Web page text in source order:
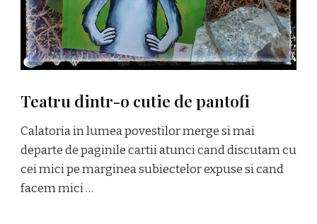
Teatru dintr-o cutie de pantofi
Calatoria in lumea povestilor merge si mai
departe de paginile cartii atunci cand discutam cu
cei mici pe marginea subiectelor expuse si cand
facem mici …